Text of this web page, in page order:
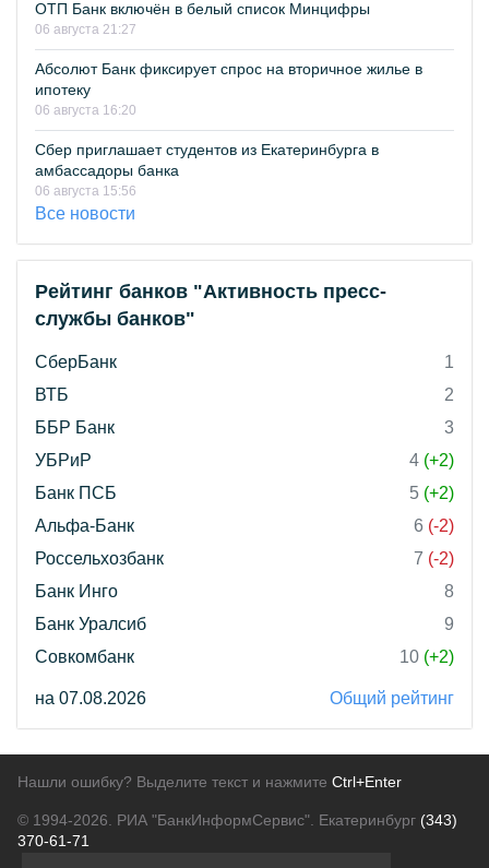
ОТП Банк включён в белый список Минцифры
06 августа 21:27
Абсолют Банк фиксирует спрос на вторичное жилье в
ипотеку
06 августа 16:20
Сбер приглашает студентов из Екатеринбурга в
амбассадоры банка
06 августа 15:56
Все новости
Рейтинг банков "Активность пресс-
службы банков"
СберБанк
1
ВТБ
2
ББР Банк
3
УБРиР
4 (+2)
Банк ПСБ
5 (+2)
Альфа-Банк
6 (-2)
Россельхозбанк
7 (-2)
Банк Инго
8
Банк Уралсиб
9
Совкомбанк
10 (+2)
на 07.08.2026 Общий рейтинг
Нашли ошибку? Выделите текст и нажмите Ctrl+Enter
© 1994-2026. РИА "БанкИнформСервис". Екатеринбург (343)
370-61-71